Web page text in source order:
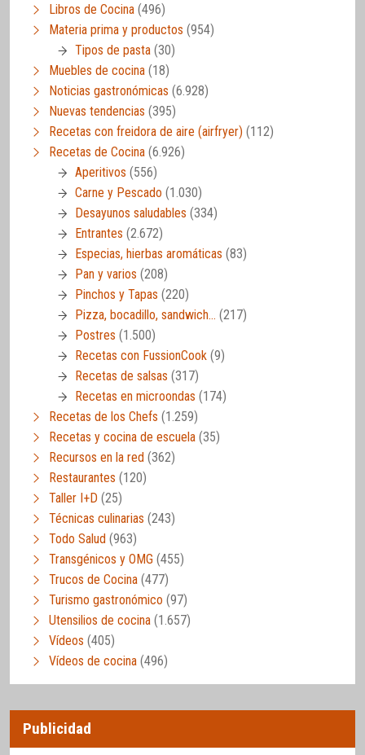
Libros de Cocina (496)
Materia prima y productos (954)
Tipos de pasta (30)
Muebles de cocina (18)
Noticias gastronómicas (6.928)
Nuevas tendencias (395)
Recetas con freidora de aire (airfryer) (112)
Recetas de Cocina (6.926)
Aperitivos (556)
Carne y Pescado (1.030)
Desayunos saludables (334)
Entrantes (2.672)
Especias, hierbas aromáticas (83)
Pan y varios (208)
Pinchos y Tapas (220)
Pizza, bocadillo, sandwich… (217)
Postres (1.500)
Recetas con FussionCook (9)
Recetas de salsas (317)
Recetas en microondas (174)
Recetas de los Chefs (1.259)
Recetas y cocina de escuela (35)
Recursos en la red (362)
Restaurantes (120)
Taller I+D (25)
Técnicas culinarias (243)
Todo Salud (963)
Transgénicos y OMG (455)
Trucos de Cocina (477)
Turismo gastronómico (97)
Utensilios de cocina (1.657)
Vídeos (405)
Vídeos de cocina (496)
Publicidad